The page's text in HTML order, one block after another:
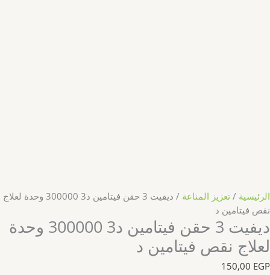
الرئيسية / تعزيز المناعة
/ ديفيت 3 حقن فيتامين د3 300000 وحدة لعلاج
نقص فيتامين د
ديفيت 3 حقن فيتامين د3 300000 وحدة
لعلاج نقص فيتامين د
150,00 EGP